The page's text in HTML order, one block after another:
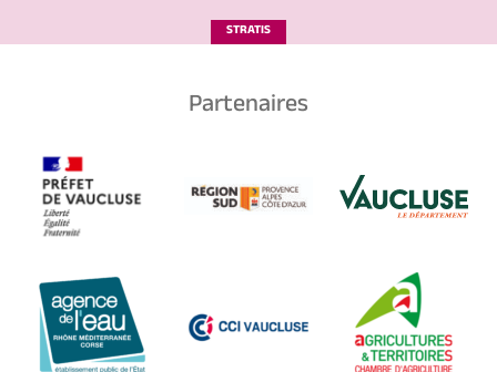
STRATIS
Partenaires